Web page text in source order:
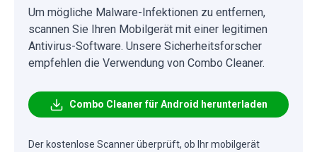
Um mögliche Malware-Infektionen zu entfernen,
scannen Sie Ihren Mobilgerät mit einer legitimen
Antivirus-Software. Unsere Sicherheitsforscher
empfehlen die Verwendung von Combo Cleaner.
Combo Cleaner für Android herunterladen
Der kostenlose Scanner überprüft, ob Ihr mobilgerät